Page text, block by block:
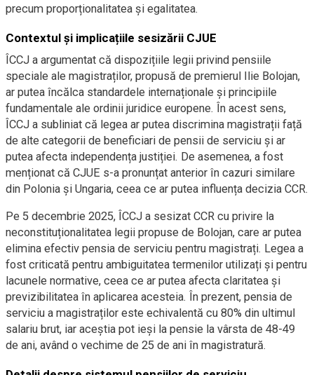
precum proporționalitatea și egalitatea.
Contextul și implicațiile sesizării CJUE
ÎCCJ a argumentat că dispozițiile legii privind pensiile
speciale ale magistraților, propusă de premierul Ilie Bolojan,
ar putea încălca standardele internaționale și principiile
fundamentale ale ordinii juridice europene. În acest sens,
ÎCCJ a subliniat că legea ar putea discrimina magistrații față
de alte categorii de beneficiari de pensii de serviciu și ar
putea afecta independența justiției. De asemenea, a fost
menționat că CJUE s-a pronunțat anterior în cazuri similare
din Polonia și Ungaria, ceea ce ar putea influența decizia CCR.
Pe 5 decembrie 2025, ÎCCJ a sesizat CCR cu privire la
neconstituționalitatea legii propuse de Bolojan, care ar putea
elimina efectiv pensia de serviciu pentru magistrați. Legea a
fost criticată pentru ambiguitatea termenilor utilizați și pentru
lacunele normative, ceea ce ar putea afecta claritatea și
previzibilitatea în aplicarea acesteia. În prezent, pensia de
serviciu a magistraților este echivalentă cu 80% din ultimul
salariu brut, iar aceștia pot ieși la pensie la vârsta de 48-49
de ani, având o vechime de 25 de ani în magistratură.